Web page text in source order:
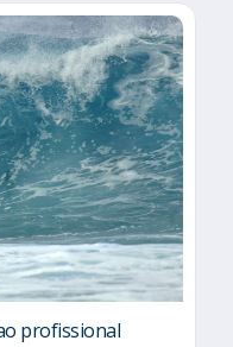
profissional